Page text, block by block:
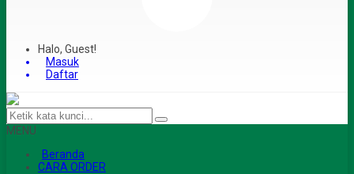
Halo, Guest!
Masuk
Daftar
MENU
Beranda
CARA ORDER